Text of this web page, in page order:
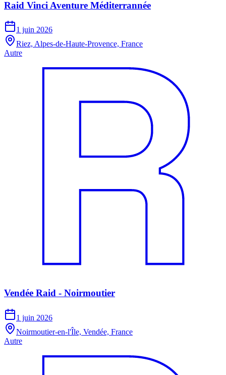
Raid Vinci Aventure Méditerrannée
1 juin 2026
Riez, Alpes-de-Haute-Provence, France
Autre
Vendée Raid - Noirmoutier
1 juin 2026
Noirmoutier-en-l'Île, Vendée, France
Autre